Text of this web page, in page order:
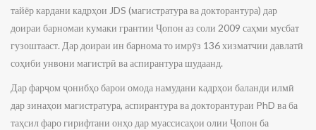
тайёр кардани кадрҳои JDS (магистратура ва докторантура) дар
доираи барномаи кумаки грантии Ҷопон аз соли 2009 саҳми мусбат
гузоштааст. Дар доираи ин барнома то имрӯз 136 хизматчии давлатӣ
соҳиби унвони магистрӣ ва аспирантура шудаанд.
Дар фарҷом ҷонибҳо барои омода намудани кадрҳои баланди илмӣ
дар зинаҳои магистратура, аспирантура ва докторантураи PhD ва ба
таҳсил фаро гирифтани онҳо дар муассисаҳои олии Ҷопон ба